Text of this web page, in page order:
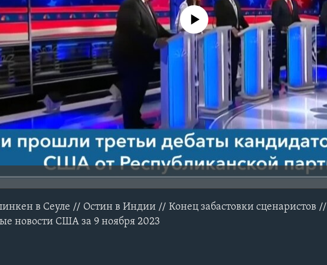
No media source currently available
в Сеуле // Остин в Индии // Конец забастовки сценаристов //
новости США за 9 ноября 2023